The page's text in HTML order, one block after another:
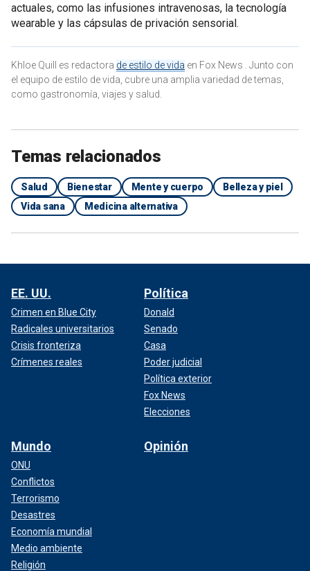
actuales, como las infusiones intravenosas, la tecnología
wearable y las cápsulas de privación sensorial.
Khloe Quill es redactora de estilo de vida en Fox News . Junto con
el equipo de estilo de vida, cubre una amplia variedad de temas,
como gastronomía, viajes y salud.
Temas relacionados
Salud Bienestar Mente y cuerpo
Belleza y piel
Vida sana
Medicina alternativa
EE. UU.
Crimen en Blue City
Radicales universitarios
Crisis fronteriza
Crímenes reales
Política
Donald
Senado
Casa
Poder judicial
Política exterior
Fox News
Elecciones
Mundo
ONU
Conflictos
Terrorismo
Desastres
Economía mundial
Medio ambiente
Religión
Opinión